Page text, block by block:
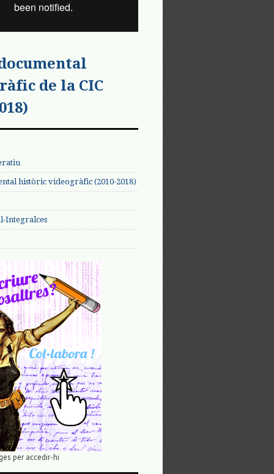
de la CIC
històric videogràfic (2010-2018)
Integralces
per accedir-hi